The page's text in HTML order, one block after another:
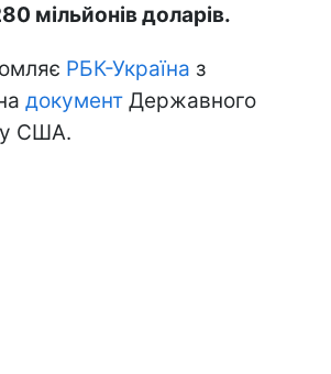
мільйонів доларів.
РБК-Україна з
документ Державного
США.